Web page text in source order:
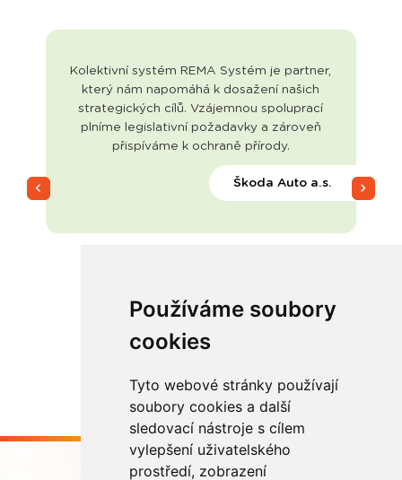
Používáme soubory
cookies
Tyto webové stránky používají
soubory cookies a další
sledovací nástroje s cílem
vylepšení uživatelského
prostředí, zobrazení
Kolektivní systém REMA Systém je partner,
který nám napomáhá k dosažení našich
strategických cílů. Vzájemnou spoluprací
plníme legislativní požadavky a zároveň
přispíváme k ochraně přírody.
Škoda Auto a.s.